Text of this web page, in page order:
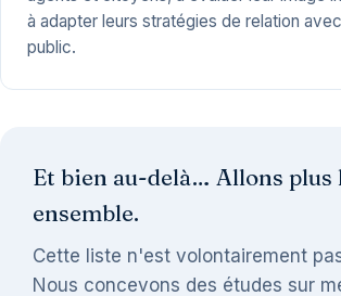
à adapter leurs stratégies de relation
public.
Et bien au-delà… Allons plus
ensemble.
Cette liste n'est volontairement
Nous concevons des études sur